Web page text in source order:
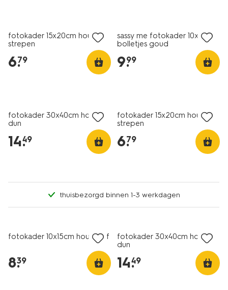
fotokader 15x20cm hout
strepen
6.
79
sassy me fotokader 10x15cm
bolletjes goud
9.
99
fotokader 30x40cm hout
dun
14.
49
fotokader 15x20cm hout
strepen
6.
79
thuisbezorgd binnen 1-3 werkdagen
fotokader 10x15cm hout golf
8.
39
fotokader 30x40cm hout
dun
14.
49